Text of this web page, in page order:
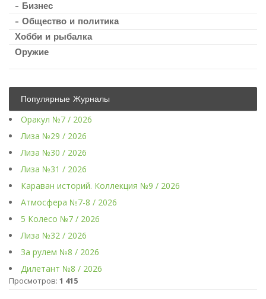
- Бизнес
- Общество и политика
Хобби и рыбалка
Оружие
Популярные Журналы
Оракул №7 / 2026
Лиза №29 / 2026
Лиза №30 / 2026
Лиза №31 / 2026
Караван историй. Коллекция №9 / 2026
Атмосфера №7-8 / 2026
5 Колесо №7 / 2026
Лиза №32 / 2026
За рулем №8 / 2026
Дилетант №8 / 2026
Просмотров: 1 415